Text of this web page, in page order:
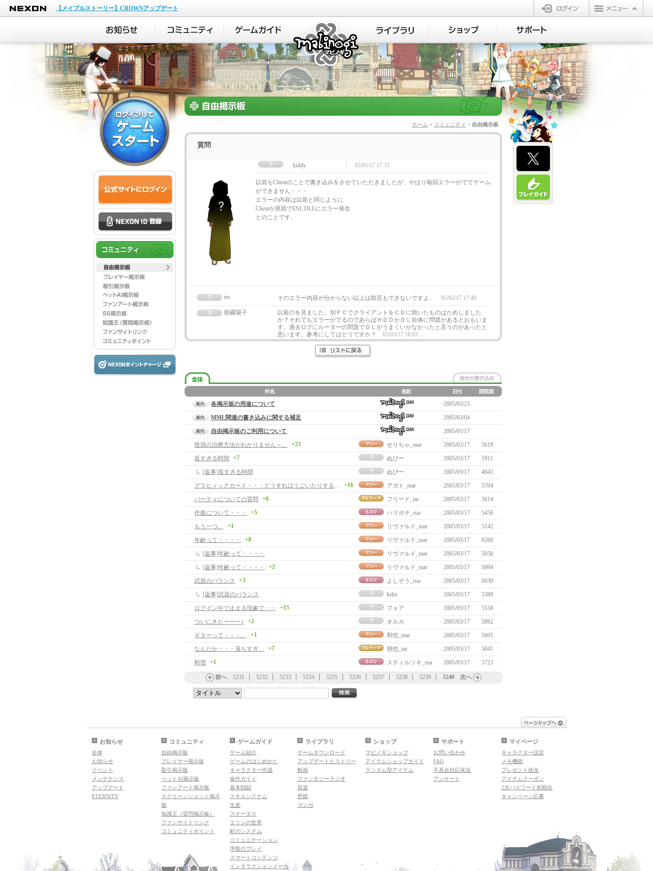
NEXON
【メイプルストーリー】CROWNアップデート
ログイン
マビノギ
ホーム > コミュニティ > 自由掲示板
質問
kiddy 05/03/17 17:33
以前もClientのことで書き込みをさせていただきましたが、やはり毎回エラーがでてゲーム
ができません・・・
エラーの内容は以前と同じように
Clientが原因でESL.DLLにエラー発生
とのことです。
tes そのエラー内容が分からない以上は助言もできないですよ。 05/03/17 17:40
朝霧陽子
以前のを見ました。別ＰＣでクライアントをＣＤに焼いたものはためしました
か？それでもエラーがでるのであらばＨＤＤかＤＬ自体に問題があるとおもいま
す。過去ログにルーターの問題でＤＬがうまくいかなかったと言うのがあったと
思います。参考にしてはどうですか？
05/03/17 18:05
各掲示板の用途について
2005/03/23
MML関連の書き込みに関する補足
2005/03/04
自由掲示板のご利用について
2005/01/17
怪我の治療方法がわかりません～。
+23 せりちゃ_mar 2005/03/17
5619
長すぎる時間
+7 ぬぴー 2005/03/17
5911
[返事]長すぎる時間
ぬぴー 2005/03/17
4842
グラヒィックカード・・・どうすればうごいたりするときにおそくかんじなくなる？
+16 アガト_mar 2005/03/17
5704
パーティについての質問
+6 フリード_tar 2005/03/17
5614
作曲について・・・
+5 ハリボテ_rua 2005/03/17
5458
もう一つ。
+1 リヴァルド_mar 2005/03/17
5142
年齢って・・・・
+8 リヴァルド_mar 2005/03/17
8260
[返事]年齢って・・・・
リヴァルド_mar 2005/03/17
5058
[返事]年齢って・・・・
+2 リヴァルド_mar 2005/03/17
5094
武器のバランス
+3 よしぞう_rua 2005/03/17
6030
[返事]武器のバランス
keke 2005/03/17
5388
ログイン中で止まる現象で・・
+15 フォア 2005/03/17
5558
ついにきたーーー♪
+2 オルカ 2005/03/17
5892
ギターって・・・。
+1 和也_mar 2005/03/17
5695
なんだか・・・落ちすぎ…
+7 朔也_tar 2005/03/17
5041
料理
+1 スティルツキ_rua 2005/03/17 5723
前へ 5231 5232 5233 5234 5235 5236 5237 5238 5239 5240 次へ
お知らせ
全体
お知らせ
イベント
メンテナンス
アップデート
ETERNITY
コミュニティ
自由掲示板
プレイヤー掲示板
取引掲示板
ペットAI掲示板
ファンアート掲示板
スクリーンショット掲示
板
知識王（質問掲示板）
ファンサイトリンク
コミュニティポイント
ゲームガイド
ゲーム紹介
ゲームのはじめかた
キャラクター作成
操作ガイド
基本戦闘
スキルシステム
生産
ステータス
エリンの世界
町のシステム
コミュニケーション
序盤のプレイ
スマートコンテンツ
インタラクションメーカ
ライブラリ
ゲームダウンロード
アップデートヒストリー
動画
ファンタジーラジオ
音楽
壁紙
マンガ
ショップ
マビノギショップ
アイテムショップガイド
ランダム型アイテム
サポート
お問い合わせ
FAQ
不具合対応状況
アンケート
マイページ
キャラクター設定
メモ機能
プレゼント状況
アイテムクーポン
2次パスワード初期化
キャンペーン応募